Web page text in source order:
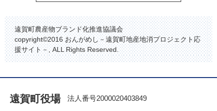
遠賀町農産物ブランド化推進協議会
copyright©2016 おんがめし－遠賀町地産地消プロジェクト応
援サイト－, ALL Rights Reserved.
遠賀町役場
法人番号2000020403849